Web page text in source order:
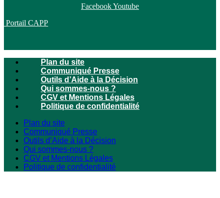
FacebookYoutube
Portail CAPP
Plan du site
Communiqué Presse
Outils d’Aide à la Décision
Qui sommes-nous ?
CGV et Mentions Légales
Politique de confidentialité
Plan du site
Communiqué Presse
Outils d’Aide à la Décision
Qui sommes-nous ?
CGV et Mentions Légales
Politique de confidentialité